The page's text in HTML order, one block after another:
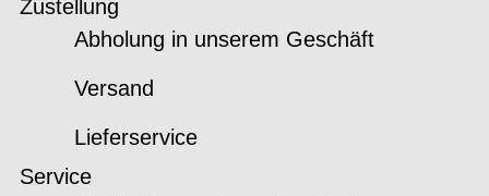
Zustellung
Abholung in unserem Geschäft
Versand
Lieferservice
Service